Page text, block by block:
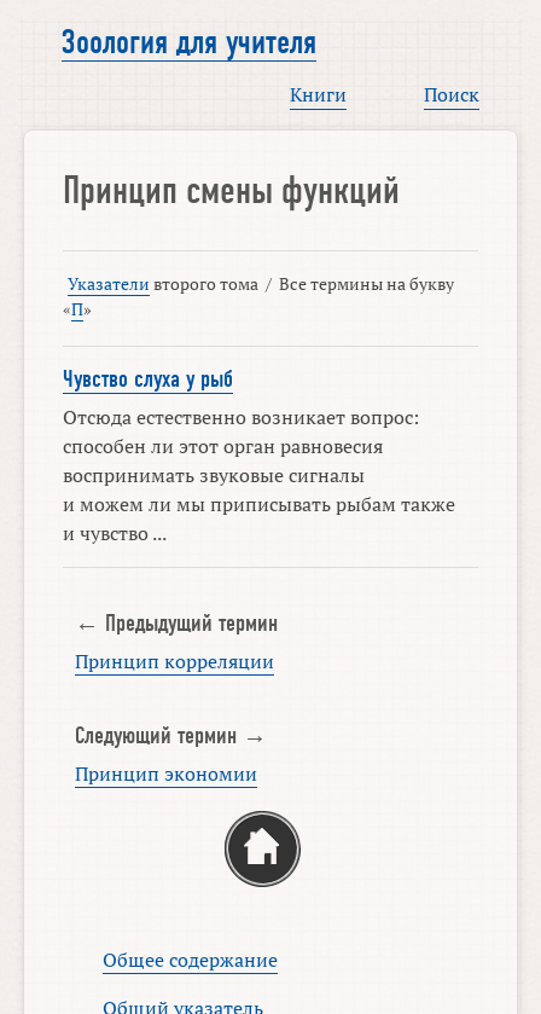
Зоология для учителя
Книги Поиск
Принцип смены функций
Указатели второго тома / Все термины на букву
«П»
Чувство слуха у рыб
Отсюда естественно возникает вопрос:
способен ли этот орган равновесия
воспринимать звуковые сигналы
и можем ли мы приписывать рыбам также
и чувство ...
← Предыдущий термин
Принцип корреляции
Следующий термин →
Принцип экономии
Общее содержание
Общий указатель